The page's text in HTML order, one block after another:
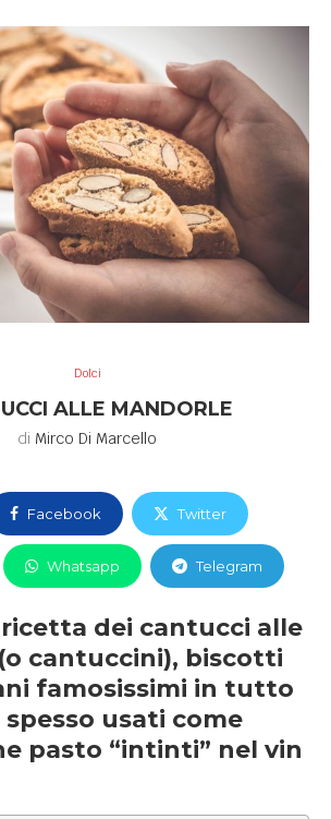
Dolci
ALLE MANDORLE
di Mirco Di Marcello
Facebook Twitter
Whatsapp Telegram
dei cantucci alle
cantuccini), biscotti
famosissimi in tutto
usati come
pasto “intinti” nel vin